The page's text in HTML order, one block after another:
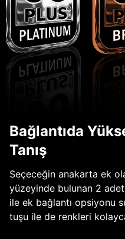
Bağlantıda
Tanış
Seçeceğin anakarta ek
yüzeyinde bulunan 2
ile ek bağlantı opsiyonu
tuşu ile de renkleri